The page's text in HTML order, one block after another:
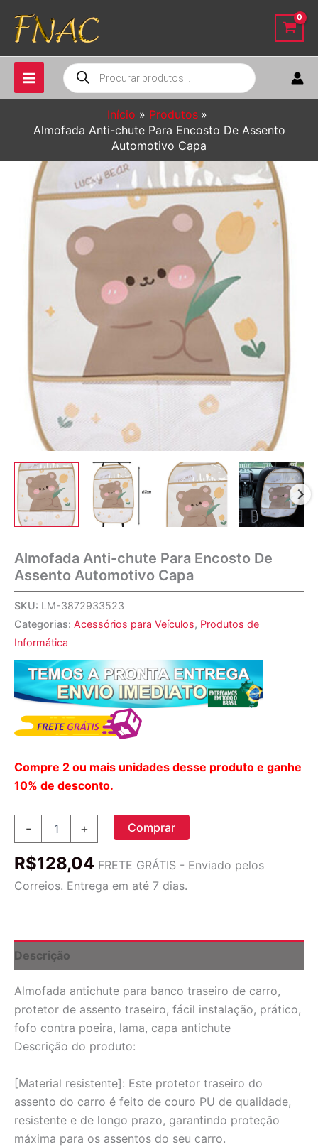
para
conteúdo
Pesquisar
produtos
Início
Produtos
Almofada Anti-chute Para Encosto De Assento
Automotivo Capa
Almofada Anti-chute Para Encosto De
Assento Automotivo Capa
SKU: LM-3872933523
Categorias: Acessórios para Veículos, Produtos de
Informática
Compre 2 ou mais unidades desse produto e ganhe
10% de desconto.
-
Para
De
quantidade
+ Comprar
R$128,04 FRETE GRÁTIS - Enviado pelos
Correios. Entrega em até 7 dias.
Descrição
Almofada antichute para banco traseiro de carro,
protetor de assento traseiro, fácil instalação, prático,
fofo contra poeira, lama, capa antichute
Descrição do produto:
[Material resistente]: Este protetor traseiro do
assento do carro é feito de couro PU de qualidade,
resistente e de longo prazo, garantindo proteção
máxima para os assentos do seu carro.